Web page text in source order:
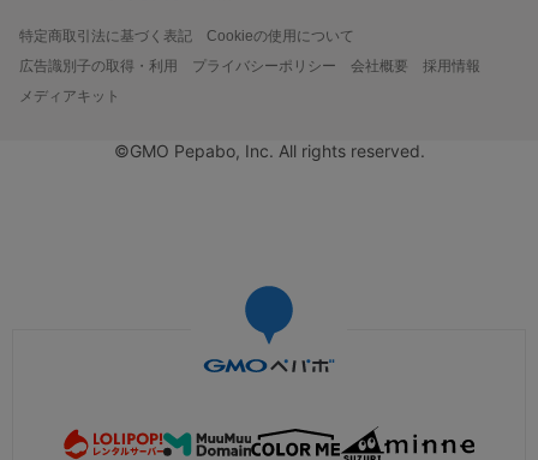
特定商取引法に基づく表記
Cookieの使用について
広告識別子の取得・利用
プライバシーポリシー 会社概要
採用情報
メディアキット
©GMO Pepabo, Inc. All rights reserved.